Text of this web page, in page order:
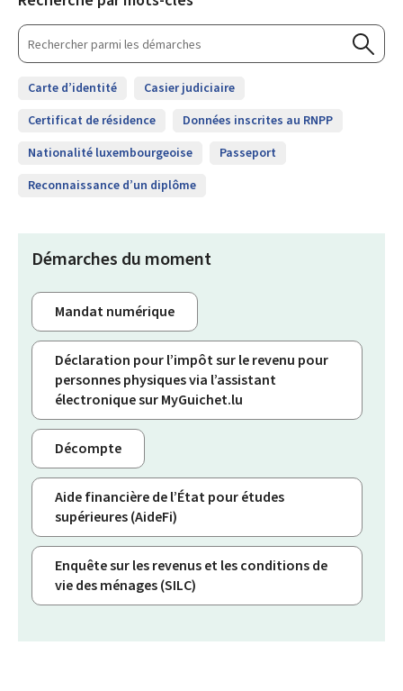
Rechercher
parmi
les
Carte d’identité
Casier judiciaire
Certificat de résidence
Données inscrites au RNPP
Nationalité luxembourgeoise
Passeport
Reconnaissance d’un diplôme
Démarches du moment
Mandat numérique
Déclaration pour l’impôt sur le revenu pour
personnes physiques via l’assistant
électronique sur MyGuichet.lu
Décompte
Aide financière de l’État pour études
supérieures (AideFi)
Enquête sur les revenus et les conditions de
vie des ménages (SILC)